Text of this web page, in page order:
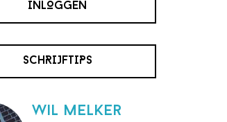
INLOGGEN
SCHRIJFTIPS
wil melker